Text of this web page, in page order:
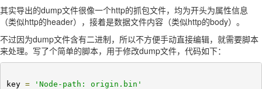
其实导出的dump文件很像一个http的抓包文件，均为开头为属性信息
（类似http的header），接着是数据文件内容（类似http的body）。
不过因为dump文件含有二进制，所以不方便手动直接编辑，就需要脚本
来处理。写了个简单的脚本，用于修改dump文件，代码如下：
key =
'Node-path: origin.bin'